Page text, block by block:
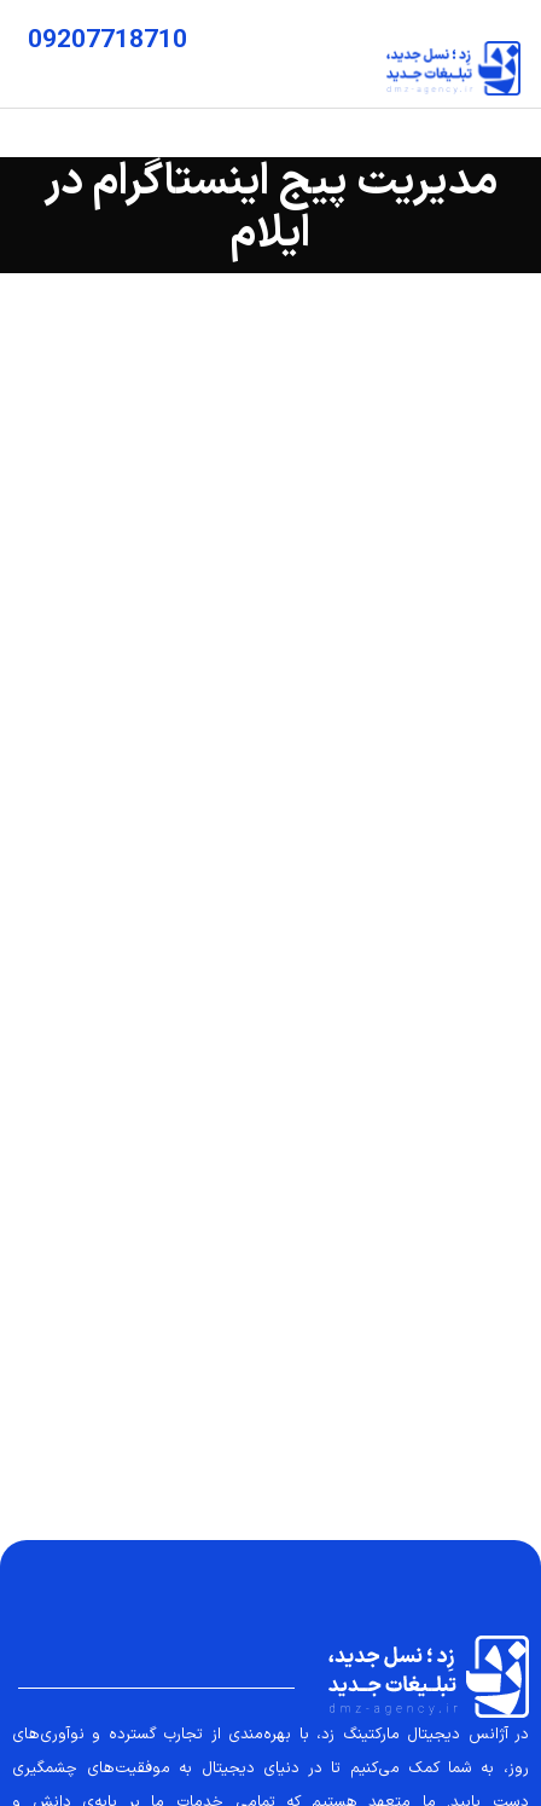
09207718710
مدیریت پیج اینستاگرام در
ایلام
در آژانس دیجیتال مارکتینگ زد، با بهره‌مندی از تجارب گسترده و نوآوری‌های
روز، به شما کمک می‌کنیم تا در دنیای دیجیتال به موفقیت‌های چشمگیری